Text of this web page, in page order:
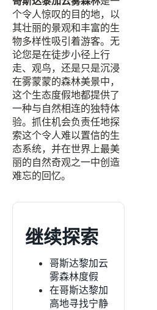
个令人惊叹的目的地，以
其壮丽的景观和丰富的生
物多样性吸引着游客。无
论您是在徒步小径上行
走、观鸟，还是只是沉浸
在雾蒙蒙的森林美景中，
这个生态度假地都提供了
一种与自然相连的独特体
验。抓住机会负责任地探
索这个令人难以置信的生
态系统，并在世界上最美
丽的自然奇观之一中创造
难忘的回忆。
继续探索
哥斯达黎加云
雾森林度假
在哥斯达黎加
高地寻找宁静